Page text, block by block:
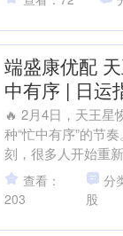
们，就如同捡到了
端盛康优配
中有序 | 日运
🔥 2月4日，天王星
种“忙中有序”的节
刻，很多人开始重
接新的变化。 ✨ 今
意味着新一轮....
查看：
203
分
股